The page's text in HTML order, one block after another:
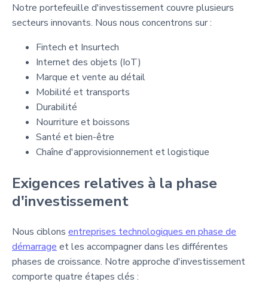
Notre portefeuille d'investissement couvre plusieurs
secteurs innovants. Nous nous concentrons sur :
Fintech et Insurtech
Internet des objets (IoT)
Marque et vente au détail
Mobilité et transports
Durabilité
Nourriture et boissons
Santé et bien-être
Chaîne d'approvisionnement et logistique
Exigences relatives à la phase
d'investissement
Nous ciblons entreprises technologiques en phase de
démarrage et les accompagner dans les différentes
phases de croissance. Notre approche d'investissement
comporte quatre étapes clés :